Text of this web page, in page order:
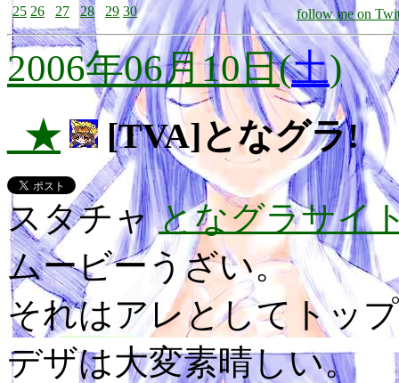
25 26 27 28 29 30 follow me on
2006年06月10日(土)
_★ [TVA]となグラ!
スタチャとなグラサイ
ムービーうざい。
それはアレとしてトッ
デザは大変素晴しい。